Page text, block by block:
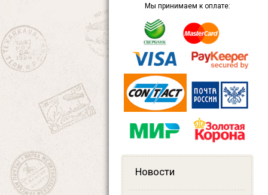
Мы принимаем к оплате:
Новости